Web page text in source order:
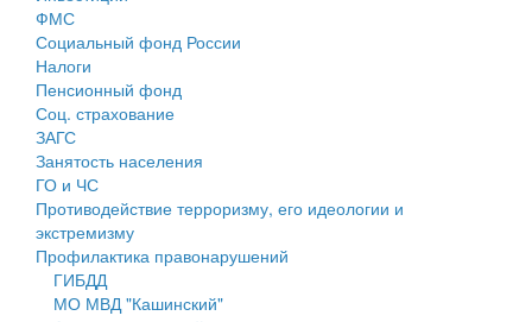
Антимонопольный комплаенс
Противодействие коррупции
Муниципальные программы
Контрольно-счетная палата
Персональные данные
Оценка регулирующего воздействия
Деятельность МУ
Нормативы градостроительного проектирования
ФМС
Социальный фонд России
Налоги
Пенсионный фонд
Соц. страхование
ЗАГС
Занятость населения
ГО и ЧС
Противодействие терроризму, его идеологии и
экстремизму
Профилактика правонарушений
ГИБДД
МО МВД "Кашинский"